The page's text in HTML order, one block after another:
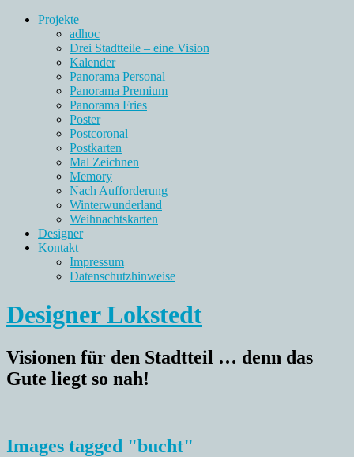
Projekte
adhoc
Drei Stadtteile – eine Vision
Kalender
Panorama Personal
Panorama Premium
Panorama Fries
Poster
Postcoronal
Postkarten
Mal Zeichnen
Memory
Nach Aufforderung
Winterwunderland
Weihnachtskarten
Designer
Kontakt
Impressum
Datenschutzhinweise
Designer Lokstedt
Visionen für den Stadtteil … denn das
Gute liegt so nah!
Images tagged "bucht"